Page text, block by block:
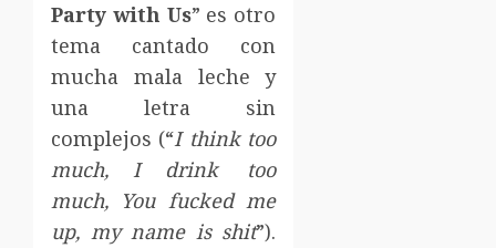
Party with Us” es otro
tema cantado con
mucha mala leche y
una letra sin
complejos (“I think too
much, I drink too
much, You fucked me
up, my name is shit”).